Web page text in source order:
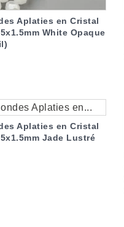
Aplaties en Cristal
White Opaque
Aplaties en Cristal
Jade Lustré